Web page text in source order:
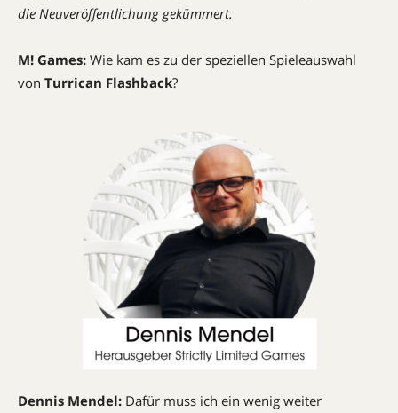
die Neuveröffentlichung gekümmert.
M! Games: Wie kam es zu der speziellen Spieleauswahl
von Turrican Flashback?
Dennis Mendel: Dafür muss ich ein wenig weiter